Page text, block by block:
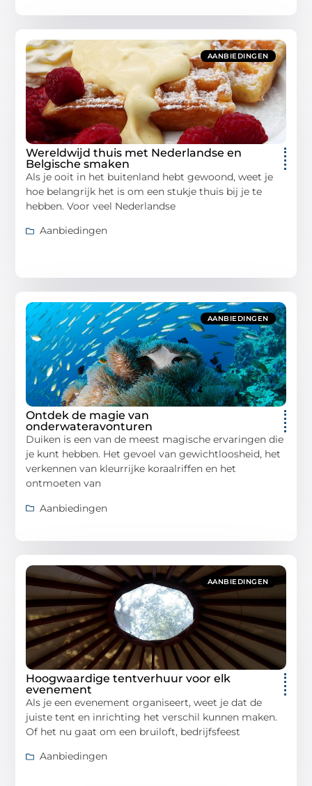
AANBIEDINGEN
Wereldwijd thuis met Nederlandse en
Belgische smaken
Als je ooit in het buitenland hebt gewoond, weet je
hoe belangrijk het is om een stukje thuis bij je te
hebben. Voor veel Nederlandse
Aanbiedingen
AANBIEDINGEN
Ontdek de magie van
onderwateravonturen
Duiken is een van de meest magische ervaringen die
je kunt hebben. Het gevoel van gewichtloosheid, het
verkennen van kleurrijke koraalriffen en het
ontmoeten van
Aanbiedingen
AANBIEDINGEN
Hoogwaardige tentverhuur voor elk
evenement
Als je een evenement organiseert, weet je dat de
juiste tent en inrichting het verschil kunnen maken.
Of het nu gaat om een bruiloft, bedrijfsfeest
Aanbiedingen